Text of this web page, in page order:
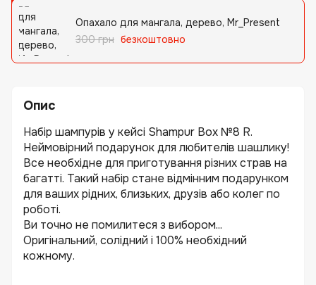
Опахало для мангала, дерево, Mr_Present
300 грн безкоштовно
Опис
Набір шампурів у кейсі Shampur Box №8 R.
Неймовірний подарунок для любителів шашлику!
Все необхідне для приготування різних страв на
багатті. Такий набір стане відмінним подарунком
для ваших рідних, близьких, друзів або колег по
роботі.
Ви точно не помилитеся з вибором...
Оригінальний, солідний і 100% необхідний
кожному.